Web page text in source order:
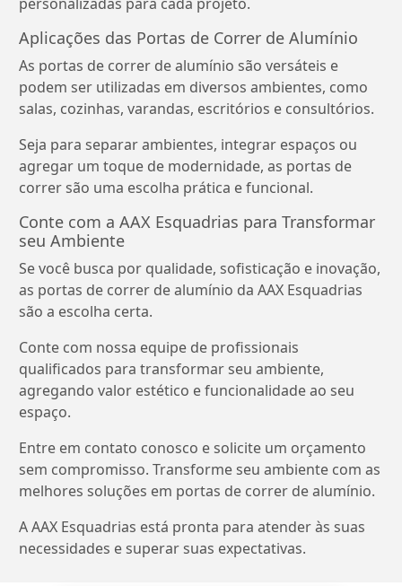
Aplicações das Portas de Correr de Alumínio
As portas de correr de alumínio são versáteis e
podem ser utilizadas em diversos ambientes, como
salas, cozinhas, varandas, escritórios e consultórios.
Seja para separar ambientes, integrar espaços ou
agregar um toque de modernidade, as portas de
correr são uma escolha prática e funcional.
Conte com a AAX Esquadrias para Transformar
seu Ambiente
Se você busca por qualidade, sofisticação e inovação,
as portas de correr de alumínio da AAX Esquadrias
são a escolha certa.
Conte com nossa equipe de profissionais
qualificados para transformar seu ambiente,
agregando valor estético e funcionalidade ao seu
espaço.
Entre em contato conosco e solicite um orçamento
sem compromisso. Transforme seu ambiente com as
melhores soluções em portas de correr de alumínio.
A AAX Esquadrias está pronta para atender às suas
necessidades e superar suas expectativas.